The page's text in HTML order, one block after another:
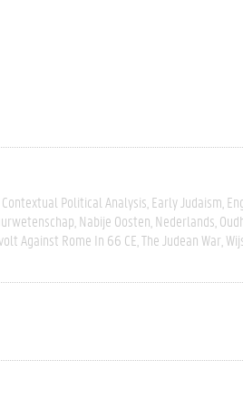
Contextual Political Analysis Early Judaism
Nabije Oosten Nederlands
Against Rome In 66 CE The Judean War